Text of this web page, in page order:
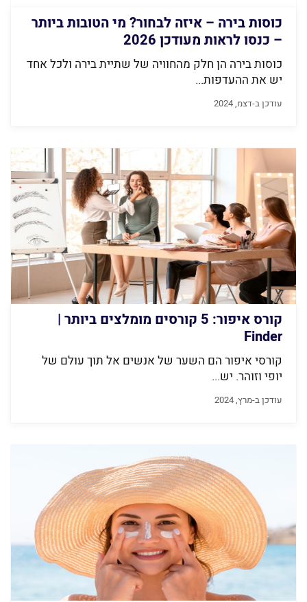
כוסות בירה – איזה לבחור? מי הטובות ביותר
– כנסו לראות מעודכן 2026
כוסות בירה הן חלק מהחוויה של שתיית בירה ולכל אחד
יש את ההעדפות...
עודכן ב-דצמ, 2024
קורס איפור: 5 קורסים מומלצים ביותר |
Finder
קורסי איפור הם השער של אנשים אל תוך עולם של
יופי וזוהר. יש...
עודכן ב-מרץ, 2024